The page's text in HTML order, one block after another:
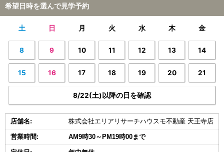
希望日時を選んで見学予約
土 日 月 火 水 木 金
8 9 10 11 12 13 14
15 16 17 18 19 20 21
8/22(土)以降の日を確認
店舗名: 株式会社エリアリサーチハウスモ不動産 天王寺店
営業時間: AM9時30～PM19時00まで